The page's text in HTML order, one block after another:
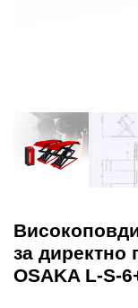
за директно
OSAKA L-S-